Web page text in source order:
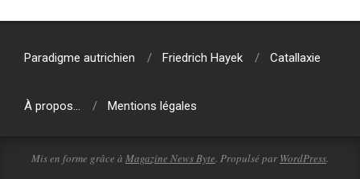
Paradigme autrichien Friedrich Hayek Catallaxie
À propos… Mentions légales
Mis en forme grâce à Magazine News Byte. Propulsé par WordPress.